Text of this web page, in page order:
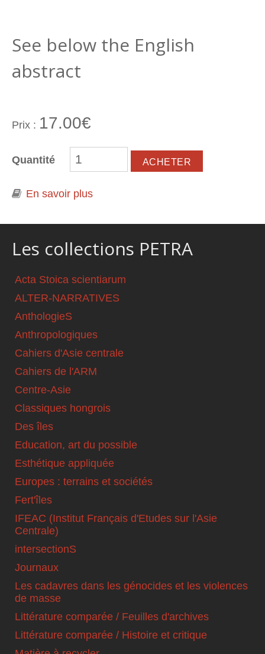
See below the English
abstract
Prix : 17.00€
Quantité
En savoir plus
Les collections PETRA
Acta Stoica scientiarum
ALTER-NARRATIVES
AnthologieS
Anthropologiques
Cahiers d'Asie centrale
Cahiers de l'ARM
Centre-Asie
Classiques hongrois
Des îles
Education, art du possible
Esthétique appliquée
Europes : terrains et sociétés
Fert'îles
IFEAC (Institut Français d'Etudes sur l'Asie
Centrale)
intersectionS
Journaux
Les cadavres dans les génocides et les violences
de masse
Littérature comparée / Feuilles d'archives
Littérature comparée / Histoire et critique